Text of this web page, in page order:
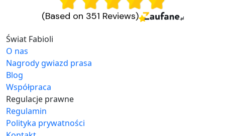
(Based on 351 Reviews)
Świat Fabioli
O nas
Nagrody gwiazd prasa
Blog
Współpraca
Regulacje prawne
Regulamin
Polityka prywatności